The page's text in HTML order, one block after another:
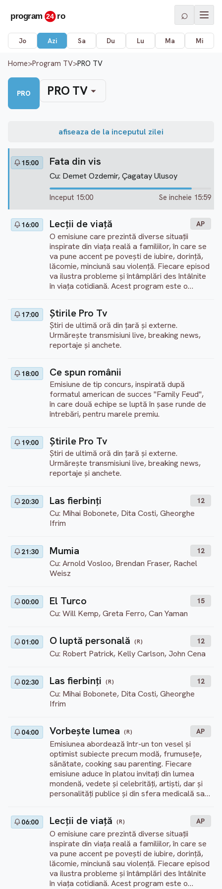
⌕
Jo Azi Sa Du Lu Ma Mi
Home>Program TV>PRO TV
PRO PRO TV
afiseaza de la inceputul zilei
15:00 Fata din vis
Cu: Demet Ozdemir, Çagatay Ulusoy
Inceput 15:00 Se incheie 15:59
16:00 Lecţii de viaţă AP
O emisiune care prezintă diverse situații
inspirate din viața reală a familiilor, în care se
va pune accent pe povești de iubire, dorință,
lăcomie, minciună sau violență. Fiecare episod
va ilustra probleme și întâmplări des întâlnite
în viața cotidiană. Acest program este o
17:00 Ştirile Pro Tv
Știri de ultimă oră din țară și externe.
Urmărește transmisiuni live, breaking news,
reportaje și anchete.
18:00 Ce spun românii
Emisiune de tip concurs, inspirată după
formatul american de succes "Family Feud",
în care două echipe se luptă în șase runde de
întrebări, pentru marele premiu.
19:00 Ştirile Pro Tv
Știri de ultimă oră din țară și externe.
Urmărește transmisiuni live, breaking news,
reportaje și anchete.
20:30 Las fierbinți 12
Cu: Mihai Bobonete, Dita Costi, Gheorghe
Ifrim
21:30 Mumia 12
Cu: Arnold Vosloo, Brendan Fraser, Rachel
Weisz
00:00 El Turco 15
Cu: Will Kemp, Greta Ferro, Can Yaman
01:00 O luptă personală (R) 12
Cu: Robert Patrick, Kelly Carlson, John Cena
02:30 Las fierbinți (R) 12
Cu: Mihai Bobonete, Dita Costi, Gheorghe
Ifrim
04:00 Vorbeşte lumea (R) AP
Emisiunea abordează într-un ton vesel și
optimist subiecte precum modă, frumusețe,
sănătate, cooking sau parenting. Fiecare
emisiune aduce în platou invitați din lumea
mondenă, vedete și celebrități, artiști, dar și
personalități publice și din sfera medicală sau
06:00 Lecţii de viaţă (R) AP
O emisiune care prezintă diverse situații
inspirate din viața reală a familiilor, în care se
va pune accent pe povești de iubire, dorință,
lăcomie, minciună sau violență. Fiecare episod
va ilustra probleme și întâmplări des întâlnite
în viața cotidiană. Acest program este o